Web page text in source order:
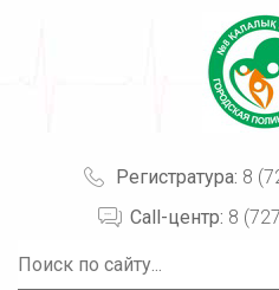
Регистратура: 8
Call-центр: 8